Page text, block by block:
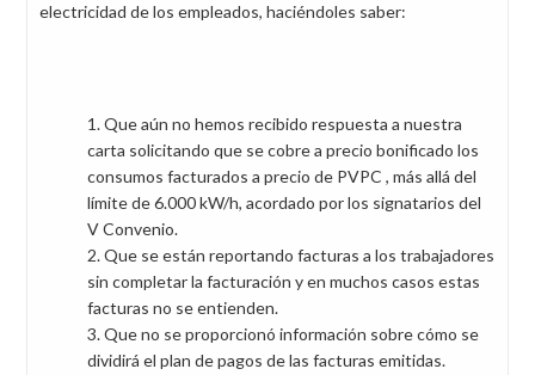
electricidad de los empleados, haciéndoles saber:
Que aún no hemos recibido respuesta a nuestra
carta solicitando que se cobre a precio bonificado los
consumos facturados a precio de PVPC , más allá del
límite de 6.000 kW/h, acordado por los signatarios del
V Convenio.
Que se están reportando facturas a los trabajadores
sin completar la facturación y en muchos casos estas
facturas no se entienden.
Que no se proporcionó información sobre cómo se
dividirá el plan de pagos de las facturas emitidas.